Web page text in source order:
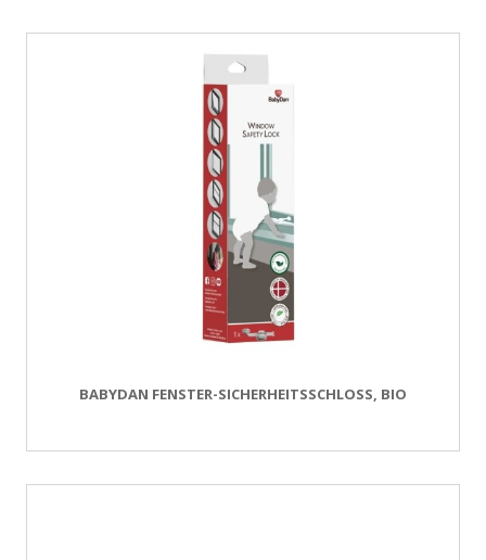
BABYDAN FENSTER-SICHERHEITSSCHLOSS, BIO